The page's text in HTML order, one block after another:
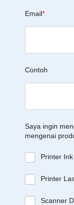
Email*
Contoh
Saya ingin
mengenai
Printer
Printer
Scanner